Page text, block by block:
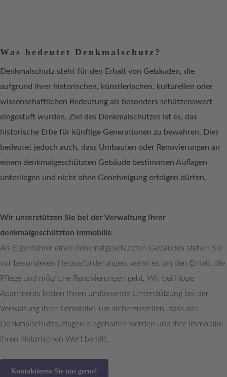
Was bedeutet Denkmalschutz?
Denkmalschutz steht für den Erhalt von Gebäuden, die
aufgrund ihrer historischen, künstlerischen, kulturellen oder
wissenschaftlichen Bedeutung als besonders schützenswert
eingestuft wurden. Ziel des Denkmalschutzes ist es, das
historische Erbe für künftige Generationen zu bewahren. Dies
bedeutet jedoch auch, dass Umbauten oder Renovierungen an
einem denkmalgeschützten Gebäude bestimmten Auflagen
unterliegen und nicht ohne Genehmigung erfolgen dürfen.
Wir unterstützen Sie bei der Verwaltung Ihrer
denkmalgeschützten Immobilie
Als Eigentümer eines denkmalgeschützten Gebäudes stehen Sie
vor besonderen Herausforderungen, wenn es um den Erhalt, die
Pflege und mögliche Renovierungen geht. Wir bei Hope
Apartments bieten Ihnen umfassende Unterstützung bei der
Verwaltung Ihrer Immobilie, um sicherzustellen, dass alle
Denkmalschutzauflagen eingehalten werden und Ihre Immobilie
ihren historischen Wert behält.
Kontaktieren Sie uns gerne!